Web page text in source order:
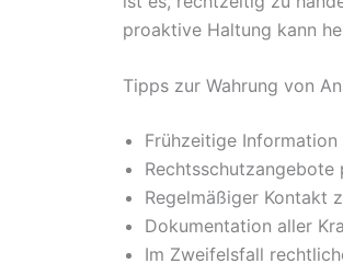
proaktive Haltung kann
Tipps zur Wahrung von
Frühzeitige Information
Rechtsschutzangebote
Regelmäßiger Kontakt
Dokumentation aller
Im Zweifelsfall